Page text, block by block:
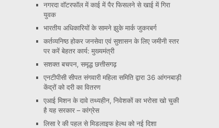
नगरदा वॉटरफॉल में काई में पैर फिसलने से खाई में गिरा
युवक
भारतीय अधिकारियों के सामने झुके मार्क जुकरबर्ग
कर्तव्यनिष्ठ होकर जनसेवा एवं सुशासन के लिए जमीनी स्तर
पर करें बेहतर कार्य: मुख्यमंत्री
सशक्त बचपन, समृद्ध छत्तीसगढ़
एनटीपीसी सीपत संगवारी महिला समिति द्वारा 36 आंगनबाड़ी
केंद्रों को दरी का वितरण
एआई मिशन के दावे तथ्यहीन, निवेशकों का भरोसा खो चुकी
है यह सरकार – कांग्रेस
लिसा रे की पहल से मिडलाइफ हेल्थ को नई दिशा